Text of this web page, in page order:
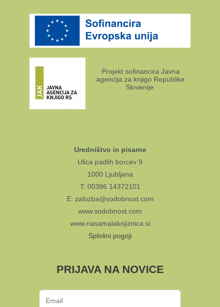
Projekt sofinancira Javna
agencija za knjigo Republike
Slovenije.
Uredništvo in pisarne
Ulica padlih borcev 9
1000 Ljubljana
T: 00386 14372101
E: zalozba@sodobnost.com
www.sodobnost.com
www.nasamalaknjiznica.si
Splošni pogoji
PRIJAVA NA NOVICE